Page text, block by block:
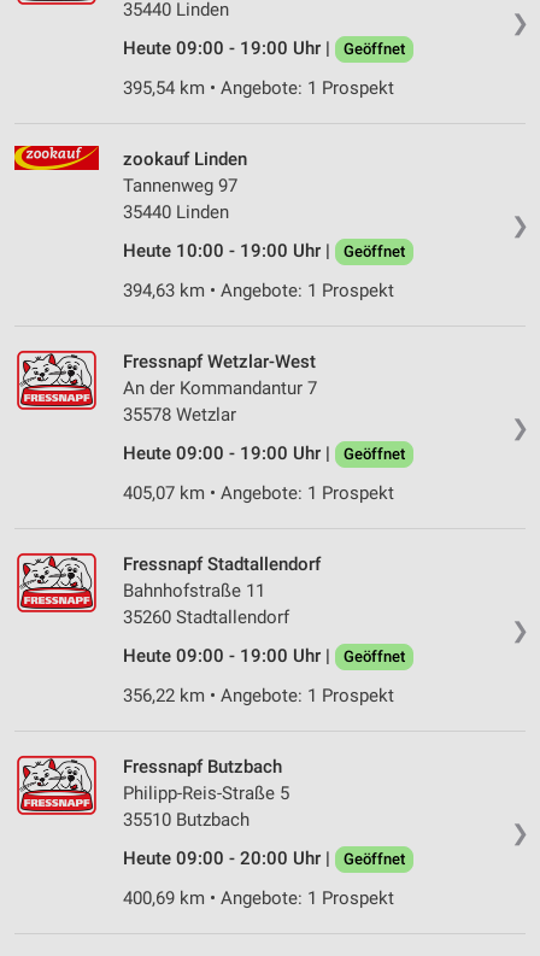
❯
35440 Linden
Heute 09:00 - 19:00 Uhr |
Geöffnet
395,54 km • Angebote: 1 Prospekt
❯
zookauf Linden
Tannenweg 97
35440 Linden
Heute 10:00 - 19:00 Uhr |
Geöffnet
394,63 km • Angebote: 1 Prospekt
❯
Fressnapf Wetzlar-West
An der Kommandantur 7
35578 Wetzlar
Heute 09:00 - 19:00 Uhr |
Geöffnet
405,07 km • Angebote: 1 Prospekt
❯
Fressnapf Stadtallendorf
Bahnhofstraße 11
35260 Stadtallendorf
Heute 09:00 - 19:00 Uhr |
Geöffnet
356,22 km • Angebote: 1 Prospekt
❯
Fressnapf Butzbach
Philipp-Reis-Straße 5
35510 Butzbach
Heute 09:00 - 20:00 Uhr |
Geöffnet
400,69 km • Angebote: 1 Prospekt